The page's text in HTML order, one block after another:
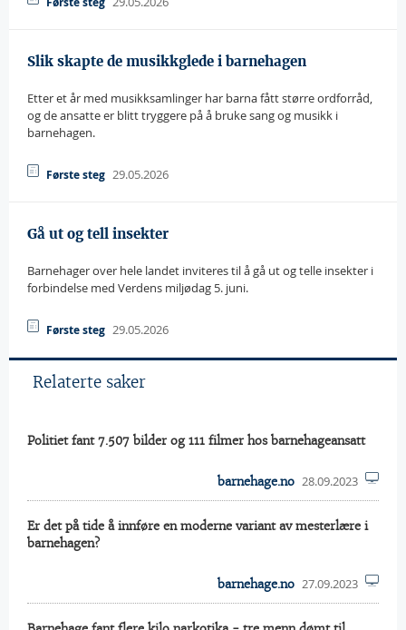
Slik skapte de musikkglede i barnehagen
Etter et år med musikksamlinger har barna fått større ordforråd,
og de ansatte er blitt tryggere på å bruke sang og musikk i
barnehagen.
Første steg 29.05.2026
Gå ut og tell insekter
Barnehager over hele landet inviteres til å gå ut og telle insekter i
forbindelse med Verdens miljødag 5. juni.
Første steg 29.05.2026
Relaterte saker
Politiet fant 7.507 bilder og 111 filmer hos barnehageansatt
barnehage.no 28.09.2023
Er det på tide å innføre en moderne variant av mesterlære i
barnehagen?
barnehage.no 27.09.2023